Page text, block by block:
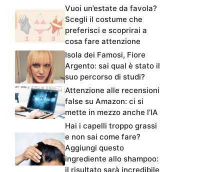
Vuoi un’estate da favola?
Scegli il costume che
preferisci e scoprirai a
cosa fare attenzione
Isola dei Famosi, Fiore
Argento: sai qual è stato il
suo percorso di studi?
Attenzione alle recensioni
false su Amazon: ci si
mette in mezzo anche l’IA
Hai i capelli troppo grassi
e non sai come fare?
Aggiungi questo
ingrediente allo shampoo:
il risultato sarà incredibile